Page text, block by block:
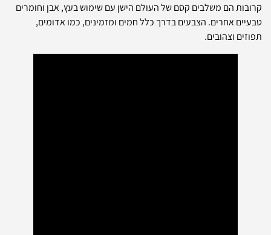
קרובות הם משלבים קסם של העולם הישן עם שימוש בעץ, אבן וחומרים
טבעיים אחרים. הצבעים בדרך כלל חמים ומזמינים, כמו אדומים,
תפוזים וצהובים.